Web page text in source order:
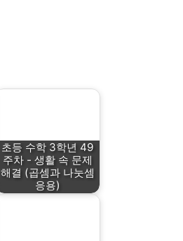
초등 수학 3학년 49
주차 - 생활 속 문제
해결 (곱셈과 나눗셈
응용)